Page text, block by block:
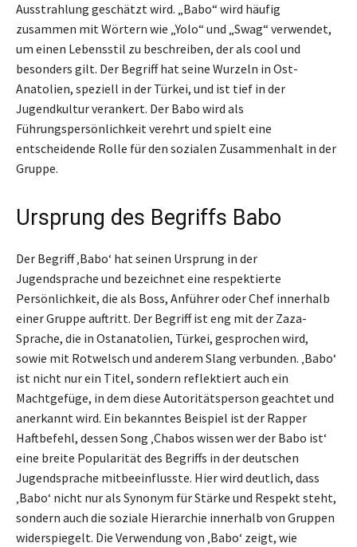
Ausstrahlung geschätzt wird. „Babo“ wird häufig
zusammen mit Wörtern wie „Yolo“ und „Swag“ verwendet,
um einen Lebensstil zu beschreiben, der als cool und
besonders gilt. Der Begriff hat seine Wurzeln in Ost-
Anatolien, speziell in der Türkei, und ist tief in der
Jugendkultur verankert. Der Babo wird als
Führungspersönlichkeit verehrt und spielt eine
entscheidende Rolle für den sozialen Zusammenhalt in der
Gruppe.
Ursprung des Begriffs Babo
Der Begriff ‚Babo‘ hat seinen Ursprung in der
Jugendsprache und bezeichnet eine respektierte
Persönlichkeit, die als Boss, Anführer oder Chef innerhalb
einer Gruppe auftritt. Der Begriff ist eng mit der Zaza-
Sprache, die in Ostanatolien, Türkei, gesprochen wird,
sowie mit Rotwelsch und anderem Slang verbunden. ‚Babo‘
ist nicht nur ein Titel, sondern reflektiert auch ein
Machtgefüge, in dem diese Autoritätsperson geachtet und
anerkannt wird. Ein bekanntes Beispiel ist der Rapper
Haftbefehl, dessen Song ‚Chabos wissen wer der Babo ist‘
eine breite Popularität des Begriffs in der deutschen
Jugendsprache mitbeeinflusste. Hier wird deutlich, dass
‚Babo‘ nicht nur als Synonym für Stärke und Respekt steht,
sondern auch die soziale Hierarchie innerhalb von Gruppen
widerspiegelt. Die Verwendung von ‚Babo‘ zeigt, wie